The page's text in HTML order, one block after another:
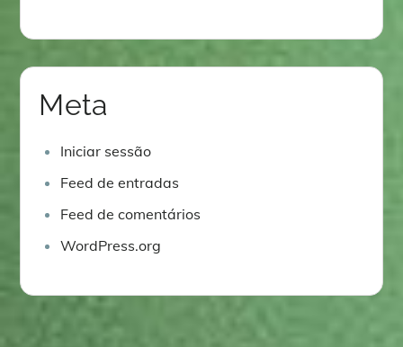
Meta
Iniciar sessão
Feed de entradas
Feed de comentários
WordPress.org